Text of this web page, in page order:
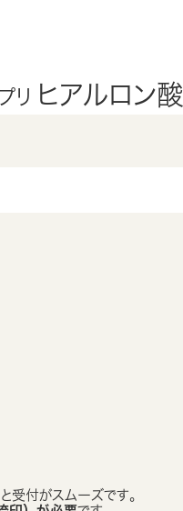
リ ヒアルロン酸
受付がスムーズです。